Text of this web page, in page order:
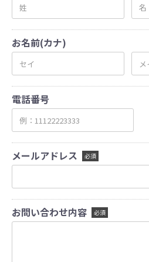
お名前(カナ)
電話番号
メールアドレス 必須
お問い合わせ内容 必須